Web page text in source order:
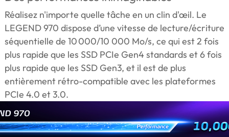
Réalisez n'importe quelle tâche en un clin d'œil. Le
LEGEND 970 dispose d’une vitesse de lecture/écriture
séquentielle de 10 000/10 000 Mo/s, ce qui est 2 fois
plus rapide que les SSD PCIe Gen4 standards et 6 fois
plus rapide que les SSD Gen3, et il est de plus
entièrement rétro-compatible avec les plateformes
PCIe 4.0 et 3.0.